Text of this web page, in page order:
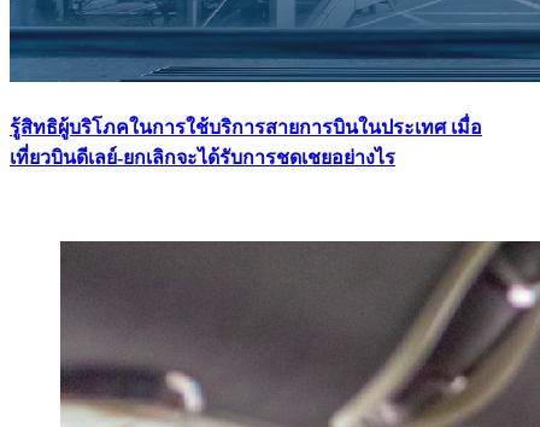
รู้สิทธิผู้บริโภคในการใช้บริการสายการบินในประเทศ เมื่อ
เที่ยวบินดีเลย์-ยกเลิกจะได้รับการชดเชยอย่างไร